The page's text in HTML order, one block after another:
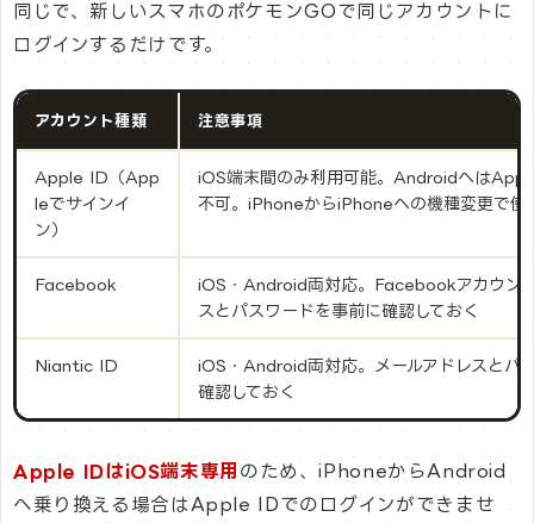
同じで、新しいスマホのポケモンGOで同じアカウントに
ログインするだけです。
アカウント種類 注意事項
Apple ID（App
leでサインイ
ン）
iOS端末間のみ利用可能。Androidへは
不可。iPhoneからiPhoneへの機種変更で使
Facebook
iOS・Android両対応。Facebookアカウン
スとパスワードを事前に確認しておく
Niantic ID
iOS・Android両対応。メールアドレスとパ
確認しておく
Apple IDはiOS端末専用 のため、iPhoneからAndroid
へ乗り換える場合はApple IDでのログインができませ